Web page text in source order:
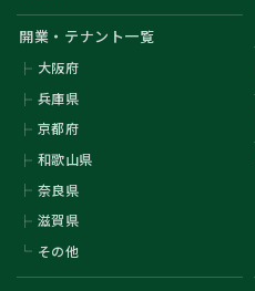
開業・テナント一覧
大阪府
兵庫県
京都府
和歌山県
奈良県
滋賀県
その他